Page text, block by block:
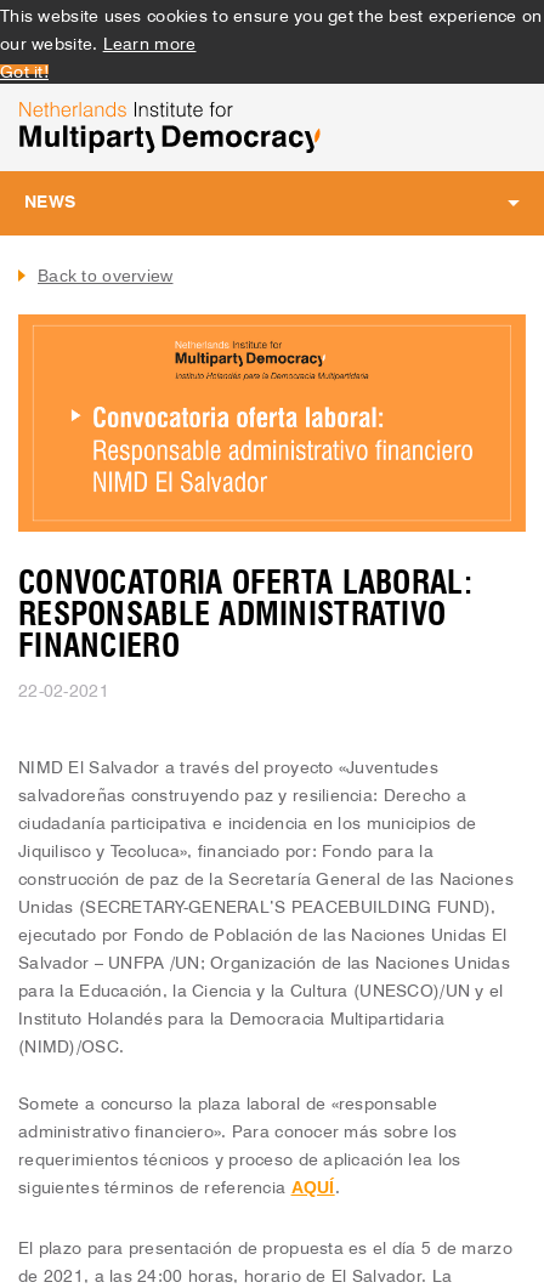
This website uses cookies to ensure you get the best experience on
our website. Learn more
Got it!
NEWS
navigation
Back to overview
CONVOCATORIA OFERTA LABORAL:
RESPONSABLE ADMINISTRATIVO
FINANCIERO
22-02-2021
NIMD El Salvador a través del proyecto «Juventudes
salvadoreñas construyendo paz y resiliencia: Derecho a
ciudadanía participativa e incidencia en los municipios de
Jiquilisco y Tecoluca», financiado por: Fondo para la
construcción de paz de la Secretaría General de las Naciones
Unidas (SECRETARY-GENERAL’S PEACEBUILDING FUND),
ejecutado por Fondo de Población de las Naciones Unidas El
Salvador – UNFPA /UN; Organización de las Naciones Unidas
para la Educación, la Ciencia y la Cultura (UNESCO)/UN y el
Instituto Holandés para la Democracia Multipartidaria
(NIMD)/OSC.
Somete a concurso la plaza laboral de «responsable
administrativo financiero». Para conocer más sobre los
requerimientos técnicos y proceso de aplicación lea los
siguientes términos de referencia AQUÍ
El plazo para presentación de propuesta es el día 5 de marzo
de 2021, a las 24:00 horas, horario de El Salvador. La